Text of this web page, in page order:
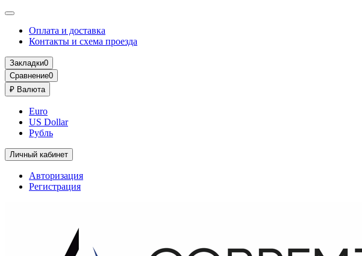
Оплата и доставка
Контакты и схема проезда
Закладки0
Сравнение0
₽ Валюта
Euro
US Dollar
Рубль
Личный кабинет
Авторизация
Регистрация